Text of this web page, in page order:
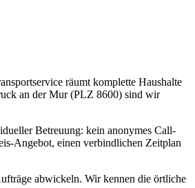
räumt komplette Haushalte
an der Mur (PLZ 8600) sind wir
Betreuung: kein anonymes Call-
Angebot, einen verbindlichen Zeitplan
abwickeln. Wir kennen die örtliche